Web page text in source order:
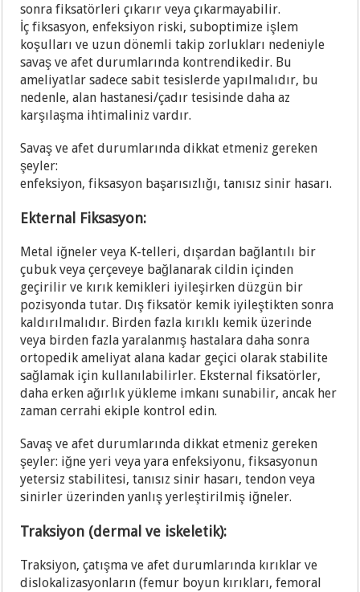
sonra fiksatörleri çıkarır veya çıkarmayabilir.
İç fiksasyon, enfeksiyon riski, suboptimize işlem
koşulları ve uzun dönemli takip zorlukları nedeniyle
savaş ve afet durumlarında kontrendikedir. Bu
ameliyatlar sadece sabit tesislerde yapılmalıdır, bu
nedenle, alan hastanesi/çadır tesisinde daha az
karşılaşma ihtimaliniz vardır.
Savaş ve afet durumlarında dikkat etmeniz gereken
şeyler:
enfeksiyon, fiksasyon başarısızlığı, tanısız sinir hasarı.
Ekternal Fiksasyon:
Metal iğneler veya K-telleri, dışardan bağlantılı bir
çubuk veya çerçeveye bağlanarak cildin içinden
geçirilir ve kırık kemikleri iyileşirken düzgün bir
pozisyonda tutar. Dış fiksatör kemik iyileştikten sonra
kaldırılmalıdır. Birden fazla kırıklı kemik üzerinde
veya birden fazla yaralanmış hastalara daha sonra
ortopedik ameliyat alana kadar geçici olarak stabilite
sağlamak için kullanılabilirler. Eksternal fiksatörler,
daha erken ağırlık yükleme imkanı sunabilir, ancak her
zaman cerrahi ekiple kontrol edin.
Savaş ve afet durumlarında dikkat etmeniz gereken
şeyler: iğne yeri veya yara enfeksiyonu, fiksasyonun
yetersiz stabilitesi, tanısız sinir hasarı, tendon veya
sinirler üzerinden yanlış yerleştirilmiş iğneler.
Traksiyon (dermal ve iskeletik):
Traksiyon, çatışma ve afet durumlarında kırıklar ve
dislokalizasyonların (femur boyun kırıkları, femoral